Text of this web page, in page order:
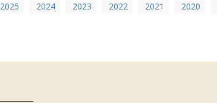
2025 2024 2023 2022 2021 2020